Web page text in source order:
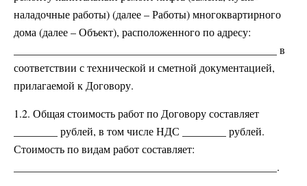
наладочные работы) (далее – Работы) многоквартирного
дома (далее – Объект), расположенного по адресу:
________________________________________________ в
соответствии с технической и сметной документацией,
прилагаемой к Договору.
1.2. Общая стоимость работ по Договору составляет
________ рублей, в том числе НДС ________ рублей.
Стоимость по видам работ составляет:
________________________________________________.